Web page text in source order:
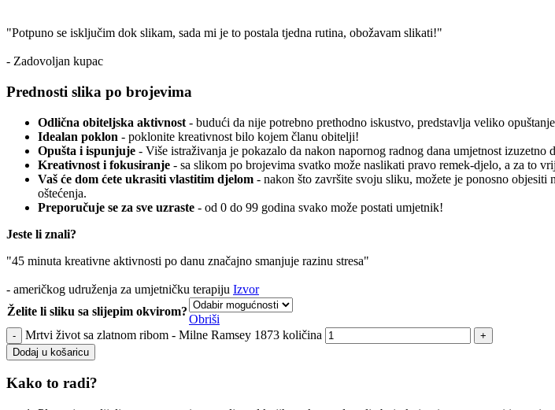
"Potpuno se isključim dok slikam, sada mi je to postala tjedna rutina, obožavam slikati!"
- Zadovoljan kupac
Prednosti slika po brojevima
Odlična obiteljska aktivnost - budući da nije potrebno prethodno iskustvo, predstavlja veliko
Idealan poklon - poklonite kreativnost bilo kojem članu obitelji!
Opušta i ispunjuje - Više istraživanja je pokazalo da nakon napornog radnog dana umjetnost izuzetno
Kreativnost i fokusiranje - sa slikom po brojevima svatko može naslikati pravo remek-djelo, a za to
Vaš će dom ćete ukrasiti vlastitim djelom - nakon što završite svoju sliku, možete je ponosno
oštećenja.
Preporučuje se za sve uzraste - od 0 do 99 godina svako može postati umjetnik!
Jeste li znali?
"45 minuta kreativne aktivnosti po danu značajno smanjuje razinu stresa"
- američkog udruženja za umjetničku terapiju Izvor
Želite li sliku sa slijepim okvirom?
Obriši
Mrtvi život sa zlatnom ribom - Milne Ramsey 1873 količina
Dodaj u košaricu
Kako to radi?